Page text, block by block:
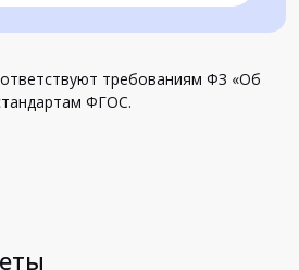
требованиям ФЗ «Об
ФГОС.